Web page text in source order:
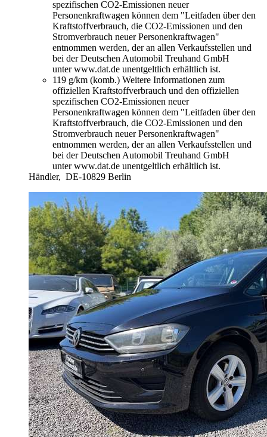
spezifischen CO2-Emissionen neuer
Personenkraftwagen können dem "Leitfaden über den
Kraftstoffverbrauch, die CO2-Emissionen und den
Stromverbrauch neuer Personenkraftwagen"
entnommen werden, der an allen Verkaufsstellen und
bei der Deutschen Automobil Treuhand GmbH
unter www.dat.de unentgeltlich erhältlich ist.
119 g/km (komb.) Weitere Informationen zum
offiziellen Kraftstoffverbrauch und den offiziellen
spezifischen CO2-Emissionen neuer
Personenkraftwagen können dem "Leitfaden über den
Kraftstoffverbrauch, die CO2-Emissionen und den
Stromverbrauch neuer Personenkraftwagen"
entnommen werden, der an allen Verkaufsstellen und
bei der Deutschen Automobil Treuhand GmbH
unter www.dat.de unentgeltlich erhältlich ist.
Händler, DE-10829 Berlin